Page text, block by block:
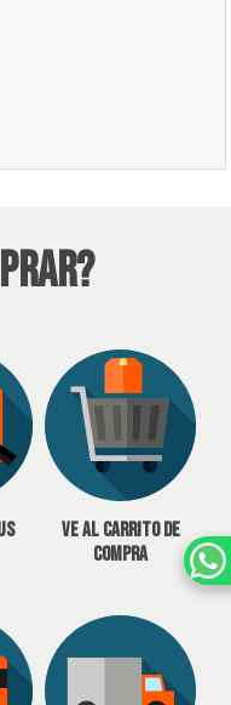
Ve al carrito de
compra